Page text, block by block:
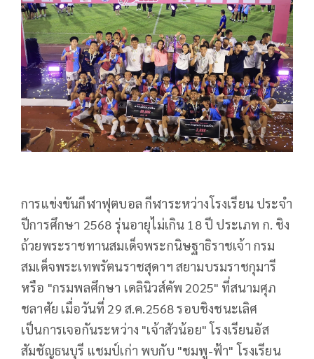
การแข่งขันกีฬาฟุตบอล กีฬาระหว่างโรงเรียน ประจำ
ปีการศึกษา 2568 รุ่นอายุไม่เกิน 18 ปี ประเภท ก. ชิง
ถ้วยพระราชทานสมเด็จพระกนิษฐาธิราชเจ้า กรม
สมเด็จพระเทพรัตนราชสุดาฯ สยามบรมราชกุมารี
หรือ "กรมพลศึกษา เดลินิวส์คัพ 2025" ที่สนามศุภ
ชลาศัย เมื่อวันที่ 29 ส.ค.2568 รอบชิงชนะเลิศ
เป็นการเจอกันระหว่าง "เจ้าสัวน้อย" โรงเรียนอัส
สัมชัญธนบุรี แชมป์เก่า พบกับ "ชมพู-ฟ้า" โรงเรียน